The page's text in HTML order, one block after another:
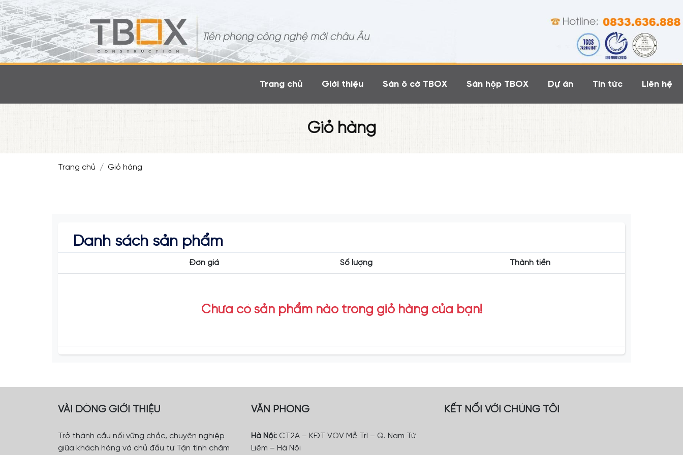
Trang chủ Giới thiệu Sàn ô cờ TBOX Sàn hộp TBOX Dự án Tin tức Liên hệ
Giỏ hàng
Trang chủ Giỏ hàng
Danh sách sản phẩm
Đơn giá Số lượng Thành tiền
Chưa có sản phẩm nào trong giỏ hàng của bạn!
VÀI DÒNG GIỚI THIỆU
Trở thành cầu nối vững chắc, chuyên nghiệp
giữa khách hàng và chủ đầu tư Tận tình chăm
VĂN PHÒNG
Hà Nội: CT2A – KĐT VOV Mễ Trì – Q. Nam Từ
Liêm – Hà Nội
KẾT NỐI VỚI CHÚNG TÔI